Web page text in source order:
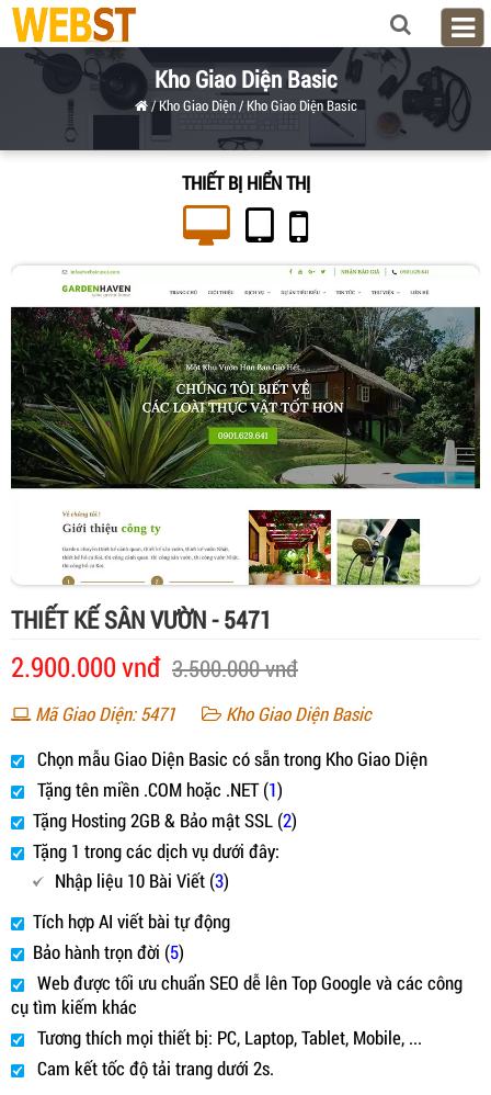
Kho Giao Diện Basic
/Kho Giao Diện/Kho Giao Diện Basic
THIẾT BỊ HIỂN THỊ
THIẾT KẾ SÂN VƯỜN - 5471
2.900.000 vnđ 3.500.000 vnđ
Mã Giao Diện: 5471
Kho Giao Diện Basic
Chọn mẫu Giao Diện Basic có sẵn trong Kho Giao Diện
Tặng tên miền .COM hoặc .NET (1)
Tặng Hosting 2GB & Bảo mật SSL (2)
Tặng 1 trong các dịch vụ dưới đây:
Nhập liệu 10 Bài Viết (3)
Tích hợp AI viết bài tự động
Bảo hành trọn đời (5)
Web được tối ưu chuẩn SEO dễ lên Top Google và các công
cụ tìm kiếm khác
Tương thích mọi thiết bị: PC, Laptop, Tablet, Mobile, ...
Cam kết tốc độ tải trang dưới 2s.